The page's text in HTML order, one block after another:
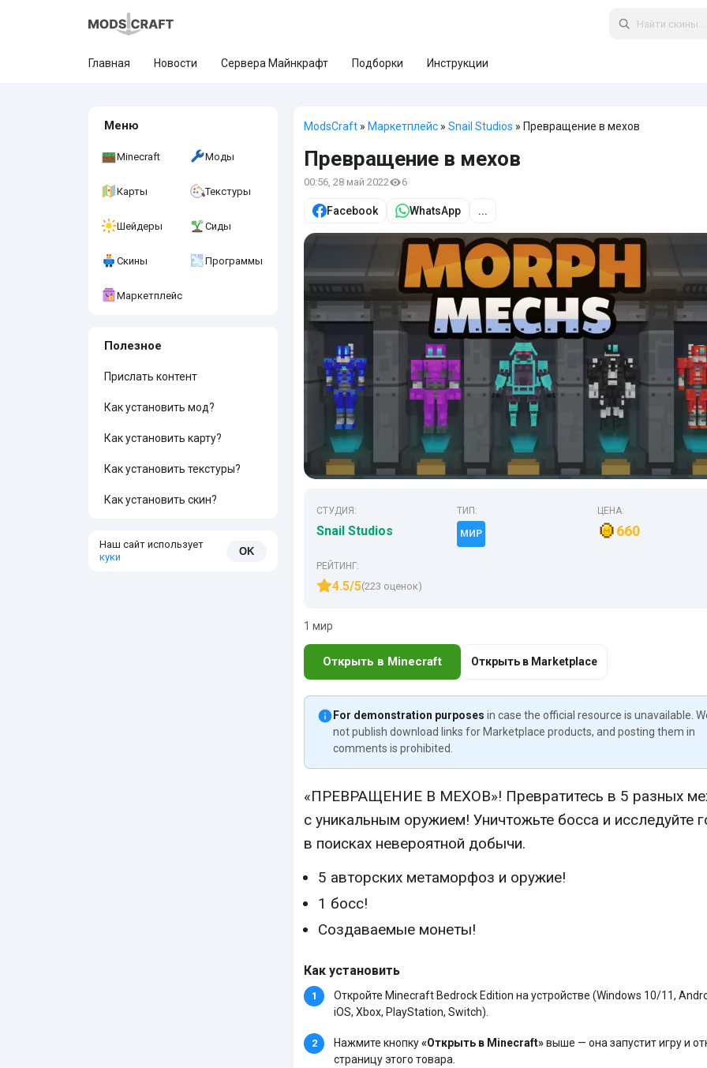
Главная Новости Сервера Майнкрафт Подборки Инструкции
Меню
Minecraft Моды
Карты Текстуры
Шейдеры Сиды
Скины Программы
Маркетплейс
Полезное
Прислать контент
Как установить мод?
Как установить карту?
Как установить текстуры?
Как установить скин?
Наш сайт использует
куки
OK
ModsCraft » Маркетплейс » Snail Studios » Превращение в мехов
Превращение в мехов
00:56, 28 май 2022 6
Facebook WhatsApp ...
СТУДИЯ:
Snail Studios
ТИП:
МИР
ЦЕНА:
660
РЕЙТИНГ:
4.5/5(223 оценок)
1 мир
Открыть в Minecraft Открыть в Marketplace
For demonstration purposes in case the official resource is unavailable.
not publish download links for Marketplace products, and posting them in
comments is prohibited.
«ПРЕВРАЩЕНИЕ В МЕХОВ»! Превратитесь в 5 разных
с уникальным оружием! Уничтожьте босса и исследуйте
в поисках невероятной добычи.
5 авторских метаморфоз и оружие!
1 босс!
Создаваемые монеты!
Как установить
Откройте Minecraft Bedrock Edition на устройстве (Windows 10/11,
iOS, Xbox, PlayStation, Switch).
Нажмите кнопку«Открыть в Minecraft»выше — она запустит игру и
страницу этого товара.